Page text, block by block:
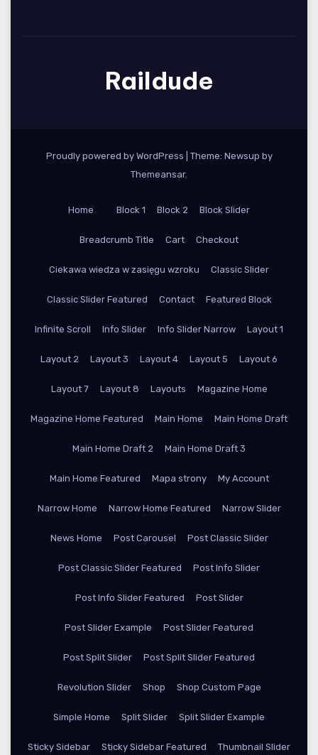
Raildude
Proudly powered by WordPress
Theme: Newsup by
Themeansar.
Home Block 1 Block 2 Block Slider
Breadcrumb Title Cart Checkout
Ciekawa wiedza w zasięgu wzroku Classic Slider
Classic Slider Featured Contact Featured Block
Infinite Scroll Info Slider Info Slider Narrow Layout 1
Layout 2 Layout 3 Layout 4 Layout 5 Layout 6
Layout 7 Layout 8 Layouts Magazine Home
Magazine Home Featured Main Home Main Home Draft
Main Home Draft 2 Main Home Draft 3
Main Home Featured Mapa strony My Account
Narrow Home Narrow Home Featured Narrow Slider
News Home Post Carousel Post Classic Slider
Post Classic Slider Featured Post Info Slider
Post Info Slider Featured Post Slider
Post Slider Example Post Slider Featured
Post Split Slider Post Split Slider Featured
Revolution Slider Shop Shop Custom Page
Simple Home Split Slider Split Slider Example
Sticky Sidebar Sticky Sidebar Featured Thumbnail Slider